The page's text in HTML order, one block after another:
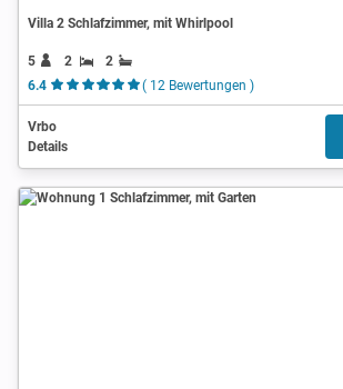
Villa 2 Schlafzimmer, mit Whirlpool
5 2
2
6.4
( 12 Bewertungen )
Vrbo
Details